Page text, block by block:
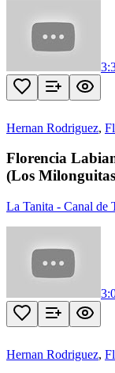
Hernan Rodriguez,
Florencia
(Los
La Tanita - Canal de
Hernan Rodriguez,